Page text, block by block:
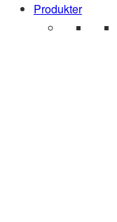
Produkter